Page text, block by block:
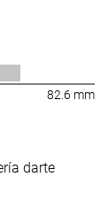
82.6 mm
darte